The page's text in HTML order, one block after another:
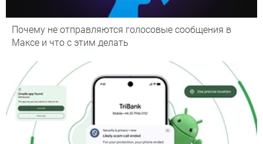
Почему не отправляются голосовые сообщения в
Максе и что с этим делать